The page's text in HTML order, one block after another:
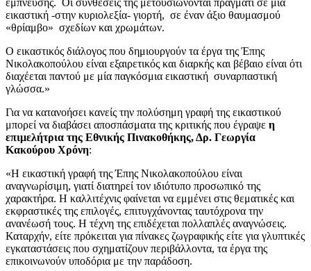
εικαστική -στην κυριολεξία- γιορτή, σε έναν άξιο θαυμασμού
«θρίαμβο» σχεδίων και χρωμάτων.
Ο εικαστικός διάλογος που δημιουργούν τα έργα της Έπης
Νικολακοπούλου είναι εξαιρετικός και διαρκής και βέβαιο είναι ότι
διαχέεται παντού με μία παγκόσμια εικαστική συναρπαστική
γλώσσα.»
Για να κατανοήσει κανείς την πολύσημη γραφή της εικαστικού
μπορεί να διαβάσει αποσπάσματα της κριτικής που έγραψε η
επιμελήτρια της Εθνικής Πινακοθήκης, Δρ. Γεωργία
Κακούρου Χρόνη:
«Η εικαστική γραφή της Έπης Νικολακοπούλου είναι
αναγνωρίσιμη, γιατί διατηρεί τον ιδιότυπο προσωπικό της
χαρακτήρα. Η καλλιτέχνις φαίνεται να εμμένει στις θεματικές και
εκφραστικές της επιλογές, επιτυγχάνοντας ταυτόχρονα την
ανανέωσή τους. Η τέχνη της επιδέχεται πολλαπλές αναγνώσεις.
Καταρχήν, είτε πρόκειται για πίνακες ζωγραφικής είτε για γλυπτικές
εγκαταστάσεις που σχηματίζουν περιβάλλοντα, τα έργα της
επικοινωνούν υποδόρια με την παράδοση.